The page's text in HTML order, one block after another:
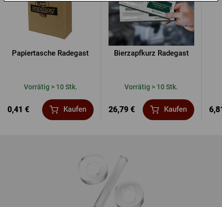
Papiertasche Radegast
Vorrätig > 10 Stk.
0,41 € Kaufen
Bierzapfkurz Radegast
Vorrätig > 10 Stk.
26,79 € Kaufen